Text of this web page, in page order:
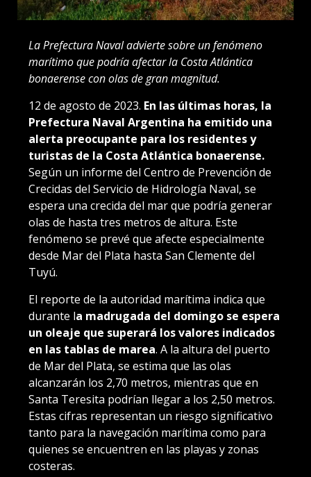
La Prefectura Naval advierte sobre un fenómeno
marítimo que podría afectar la Costa Atlántica
bonaerense con olas de gran magnitud.
12 de agosto de 2023. En las últimas horas, la
Prefectura Naval Argentina ha emitido una
alerta preocupante para los residentes y
turistas de la Costa Atlántica bonaerense.
Según un informe del Centro de Prevención de
Crecidas del Servicio de Hidrología Naval, se
espera una crecida del mar que podría generar
olas de hasta tres metros de altura. Este
fenómeno se prevé que afecte especialmente
desde Mar del Plata hasta San Clemente del
Tuyú.
El reporte de la autoridad marítima indica que
durante la madrugada del domingo se espera
un oleaje que superará los valores indicados
en las tablas de marea. A la altura del puerto
de Mar del Plata, se estima que las olas
alcanzarán los 2,70 metros, mientras que en
Santa Teresita podrían llegar a los 2,50 metros.
Estas cifras representan un riesgo significativo
tanto para la navegación marítima como para
quienes se encuentren en las playas y zonas
costeras.